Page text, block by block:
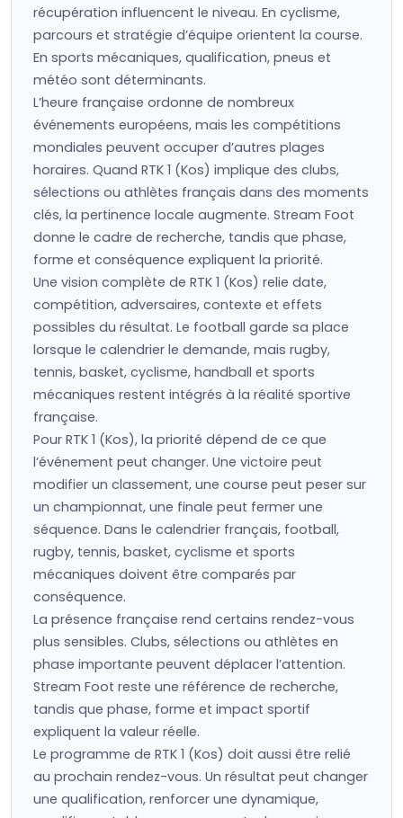
récupération influencent le niveau. En cyclisme,
parcours et stratégie d’équipe orientent la course.
En sports mécaniques, qualification, pneus et
météo sont déterminants.
L’heure française ordonne de nombreux
événements européens, mais les compétitions
mondiales peuvent occuper d’autres plages
horaires. Quand RTK 1 (Kos) implique des clubs,
sélections ou athlètes français dans des moments
clés, la pertinence locale augmente. Stream Foot
donne le cadre de recherche, tandis que phase,
forme et conséquence expliquent la priorité.
Une vision complète de RTK 1 (Kos) relie date,
compétition, adversaires, contexte et effets
possibles du résultat. Le football garde sa place
lorsque le calendrier le demande, mais rugby,
tennis, basket, cyclisme, handball et sports
mécaniques restent intégrés à la réalité sportive
française.
Pour RTK 1 (Kos), la priorité dépend de ce que
l’événement peut changer. Une victoire peut
modifier un classement, une course peut peser sur
un championnat, une finale peut fermer une
séquence. Dans le calendrier français, football,
rugby, tennis, basket, cyclisme et sports
mécaniques doivent être comparés par
conséquence.
La présence française rend certains rendez-vous
plus sensibles. Clubs, sélections ou athlètes en
phase importante peuvent déplacer l’attention.
Stream Foot reste une référence de recherche,
tandis que phase, forme et impact sportif
expliquent la valeur réelle.
Le programme de RTK 1 (Kos) doit aussi être relié
au prochain rendez-vous. Un résultat peut changer
une qualification, renforcer une dynamique,